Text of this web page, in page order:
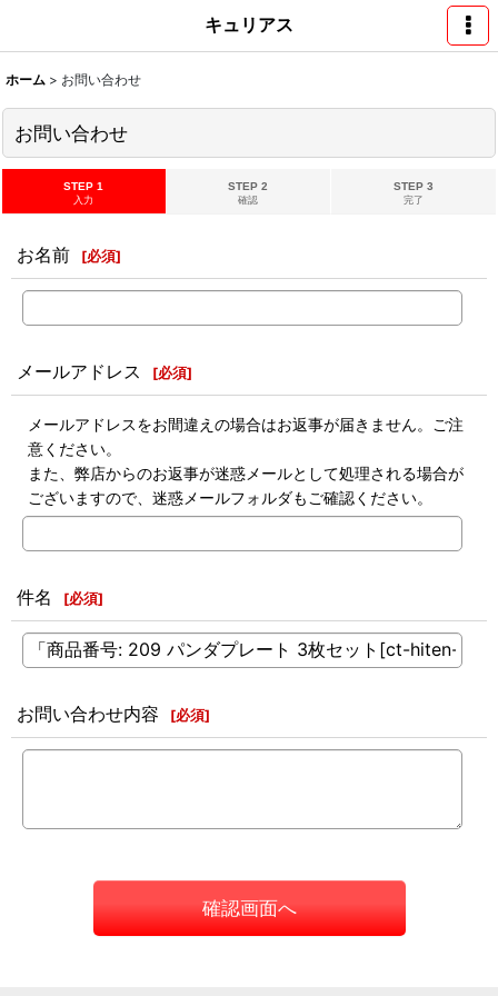
キュリアス
ホーム > お問い合わせ
お問い合わせ
STEP 1
入力
STEP 2
確認
STEP 3
完了
お名前 [必須]
メールアドレス [必須]
メールアドレスをお間違えの場合はお返事が届きません。ご注
意ください。
また、弊店からのお返事が迷惑メールとして処理される場合が
ございますので、迷惑メールフォルダもご確認ください。
件名 [必須]
お問い合わせ内容 [必須]
確認画面へ